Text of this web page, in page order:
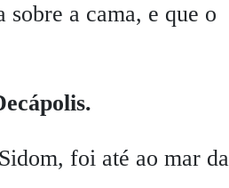
a cama, e que o
foi até ao mar da